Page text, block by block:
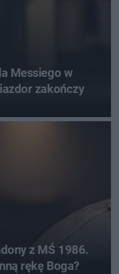
Messiego w
zakończy
z MŚ 1986.
rękę Boga?